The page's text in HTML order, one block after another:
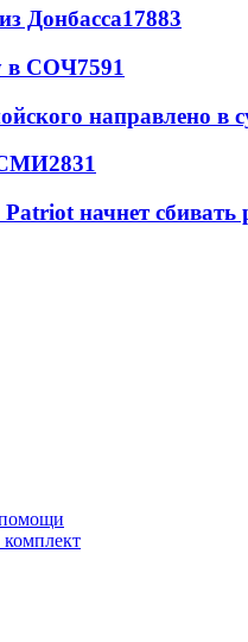
Донбасса17883
в СОЧ7591
направлено в
СМИ2831
начнет сбивать
помощи